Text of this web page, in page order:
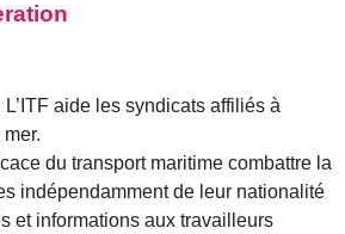
aide les syndicats affiliés à
du transport maritime combattre la
indépendamment de leur nationalité
et informations aux travailleurs